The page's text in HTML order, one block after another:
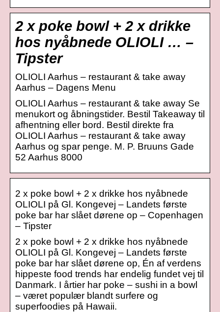
2 x poke bowl + 2 x drikke
hos nyåbnede OLIOLI … –
Tipster
OLIOLI Aarhus – restaurant & take away
Aarhus – Dagens Menu
OLIOLI Aarhus – restaurant & take away Se
menukort og åbningstider. Bestil Takeaway til
afhentning eller bord. Bestil direkte fra
OLIOLI Aarhus – restaurant & take away
Aarhus og spar penge. M. P. Bruuns Gade
52 Aarhus 8000
2 x poke bowl + 2 x drikke hos nyåbnede
OLIOLI på Gl. Kongevej – Landets første
poke bar har slået dørene op – Copenhagen
– Tipster
2 x poke bowl + 2 x drikke hos nyåbnede
OLIOLI på Gl. Kongevej – Landets første
poke bar har slået dørene op, Én af verdens
hippeste food trends har endelig fundet vej til
Danmark. I årtier har poke – sushi in a bowl
– været populær blandt surfere og
superfoodies på Hawaii.